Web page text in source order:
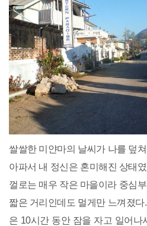
쌀쌀한 미얀마의 날씨가 나를 덮
아파서 내 정신은 혼미해진 상태
껄로는 매우 작은 마을이라 중심
짧은 거리인데도 멀게만 느껴졌
은 10시간 동안 잠을 자고 일어